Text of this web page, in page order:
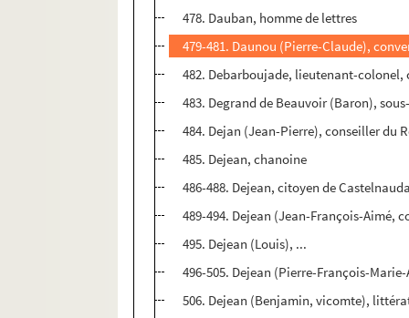
478. Dauban, homme de lettres
479-481. Daunou (Pierre-Claude),
482. Debarboujade, lieutenant-
483. Degrand de Beauvoir (Baron),
484. Dejan (Jean-Pierre), conseiller du
485. Dejean, chanoine
486-488. Dejean, citoyen de
489-494. Dejean (Jean-François-Aimé,
495. Dejean (Louis), ...
496-505. Dejean (Pierre-François-
506. Dejean (Benjamin, vicomte),